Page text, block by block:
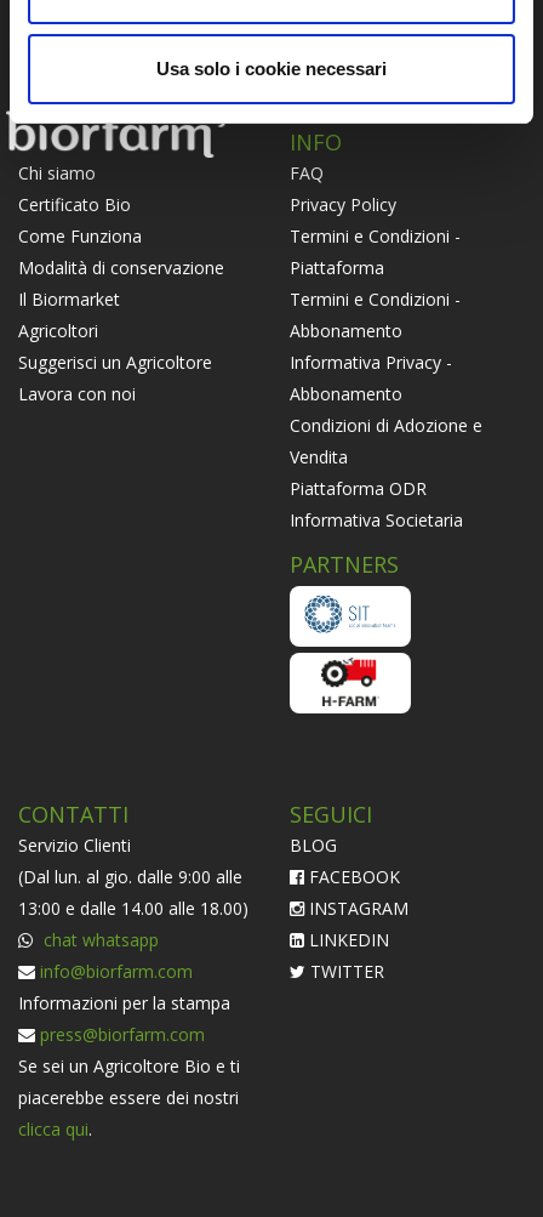
Usa solo i cookie necessari
Chi siamo
Certificato Bio
Come Funziona
Modalità di conservazione
Il Biormarket
Agricoltori
Suggerisci un Agricoltore
Lavora con noi
INFO
FAQ
Privacy Policy
Termini e Condizioni -
Piattaforma
Termini e Condizioni -
Abbonamento
Informativa Privacy -
Abbonamento
Condizioni di Adozione e
Vendita
Piattaforma ODR
Informativa Societaria
PARTNERS
CONTATTI
Servizio Clienti
(Dal lun. al gio. dalle 9:00 alle
13:00 e dalle 14.00 alle 18.00)
chat whatsapp
info@biorfarm.com
Informazioni per la stampa
press@biorfarm.com
Se sei un Agricoltore Bio e ti
piacerebbe essere dei nostri
clicca qui.
SEGUICI
BLOG
FACEBOOK
INSTAGRAM
LINKEDIN
TWITTER